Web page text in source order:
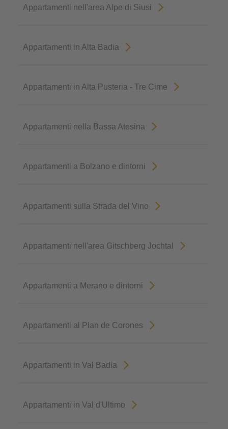
Appartamenti nell'area Alpe di Siusi
Appartamenti in Alta Badia
Appartamenti in Alta Pusteria - Tre Cime
Appartamenti nella Bassa Atesina
Appartamenti a Bolzano e dintorni
Appartamenti sulla Strada del Vino
Appartamenti nell'area Gitschberg Jochtal
Appartamenti a Merano e dintorni
Appartamenti al Plan de Corones
Appartamenti in Val Badia
Appartamenti in Val d'Ultimo